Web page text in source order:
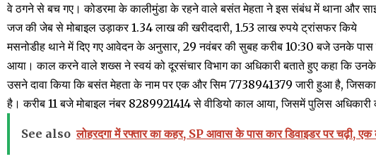
वे ठगने से बच गए। कोडरमा के कालीमुंडा के रहने वाले बसंत मेहता ने इस संबंध में थाना और
जज की जेब से मोबाइल उड़ाकर 1.34 लाख की खरीददारी, 1.53 लाख रुपये ट्रांसफर किये
मसनोडीह थाने में दिए गए आवेदन के अनुसार, 29 नवंबर की सुबह करीब 10:30 बजे उनके
आया। काल करने वाले शख्स ने स्वयं को दूरसंचार विभाग का अधिकारी बताते हुए कहा कि
उसने दावा किया कि बसंत मेहता के नाम पर एक और सिम 7738941379 जारी हुआ है, जिसका
है। करीब 11 बजे मोबाइल नंबर 8289921414 से वीडियो काल आया, जिसमें पुलिस अधिकारी
See also लोहरदगा में रफ्तार का कहर, SP आवास के पास कार डिवाइडर पर चढ़ी, एक